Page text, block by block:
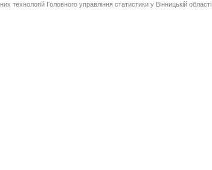
технологій Головного управління статистики у Вінницькій області